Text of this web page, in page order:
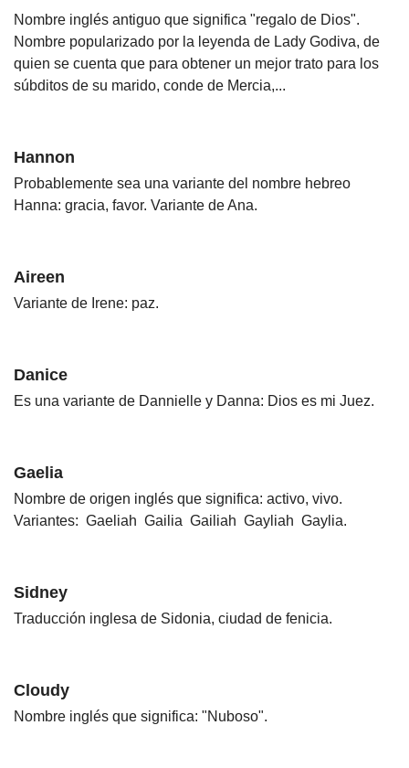
Nombre inglés antiguo que significa "regalo de Dios".
Nombre popularizado por la leyenda de Lady Godiva, de
quien se cuenta que para obtener un mejor trato para los
súbditos de su marido, conde de Mercia,...
Hannon
Probablemente sea una variante del nombre hebreo
Hanna: gracia, favor. Variante de Ana.
Aireen
Variante de Irene: paz.
Danice
Es una variante de Dannielle y Danna: Dios es mi Juez.
Gaelia
Nombre de origen inglés que significa: activo, vivo.
Variantes: Gaeliah Gailia Gailiah Gayliah Gaylia.
Sidney
Traducción inglesa de Sidonia, ciudad de fenicia.
Cloudy
Nombre inglés que significa: "Nuboso".